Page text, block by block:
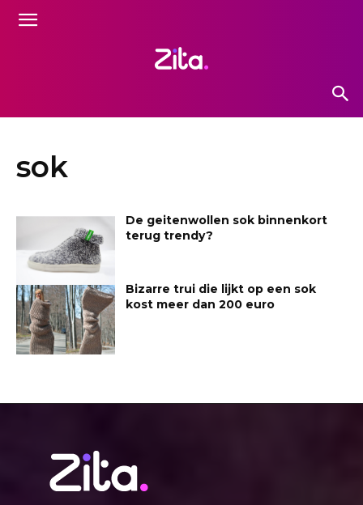
sok
De geitenwollen sok binnenkort
terug trendy?
Bizarre trui die lijkt op een sok
kost meer dan 200 euro